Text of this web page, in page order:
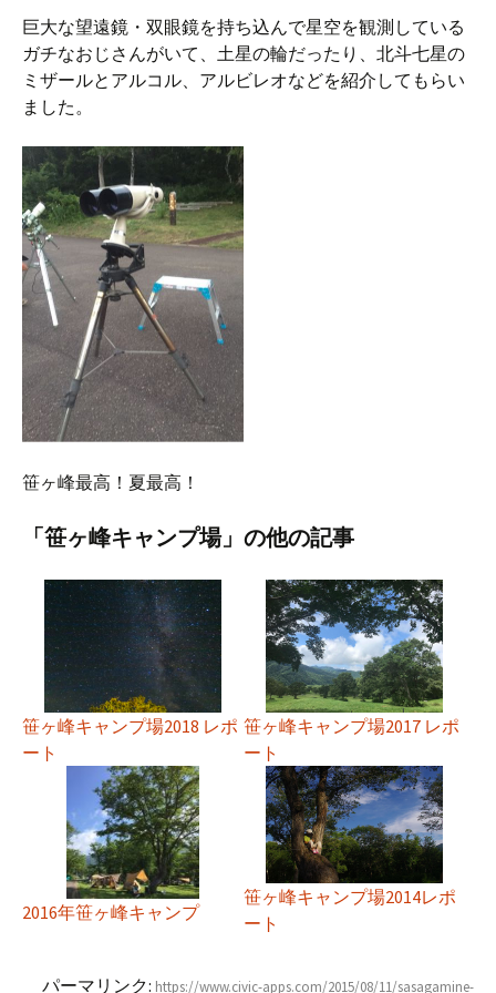
巨大な望遠鏡・双眼鏡を持ち込んで星空を観測している
ガチなおじさんがいて、土星の輪だったり、北斗七星の
ミザールとアルコル、アルビレオなどを紹介してもらい
ました。
笹ヶ峰最高！夏最高！
「笹ヶ峰キャンプ場」の他の記事
笹ヶ峰キャンプ場2018 レポ
ート
笹ヶ峰キャンプ場2017 レポ
ート
2016年笹ヶ峰キャンプ
笹ヶ峰キャンプ場2014レポ
ート
パーマリンク: https://www.civic-apps.com/2015/08/11/sasagamine-